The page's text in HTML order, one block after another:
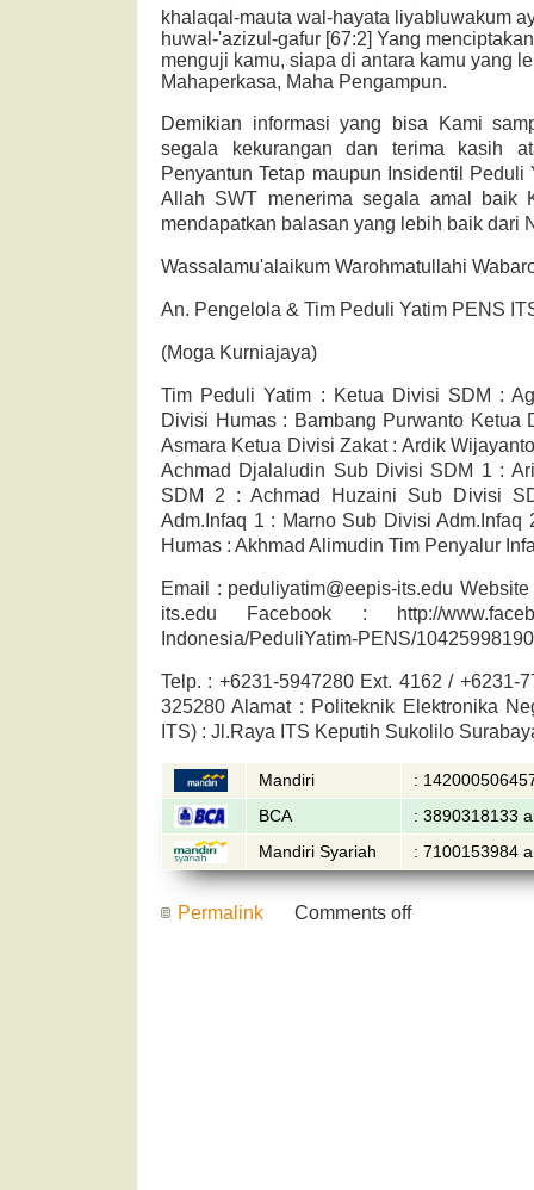
khalaqal-mauta wal-hayata liyabluwakum
huwal-'azizul-gafur [67:2] Yang
menguji kamu, siapa di antara kamu yang
Mahaperkasa, Maha Pengampun.
Demikian informasi yang bisa Kami
segala kekurangan dan terima kasih
Penyantun Tetap maupun Insidentil
Allah SWT menerima segala amal baik
mendapatkan balasan yang lebih baik
Wassalamu'alaikum Warohmatullahi
An. Pengelola & Tim Peduli Yatim PENS
(Moga Kurniajaya)
Tim Peduli Yatim : Ketua Divisi SDM :
Divisi Humas : Bambang Purwanto Ketua
Asmara Ketua Divisi Zakat : Ardik
Achmad Djalaludin Sub Divisi SDM 1 :
SDM 2 : Achmad Huzaini Sub Divisi
Adm.Infaq 1 : Marno Sub Divisi
Humas : Akhmad Alimudin Tim Penyalur
Email : peduliyatim@eepis-its.edu
its.edu Facebook : http://
Indonesia/PeduliYatim-PENS/
Telp. : +6231-5947280 Ext. 4162 / +6231-
325280 Alamat : Politeknik Elektronika
ITS) : Jl.Raya ITS Keputih Sukolilo
Mandiri
:
BCA
: 3890318133
Mandiri Syariah
: 7100153984
Permalink Comments off